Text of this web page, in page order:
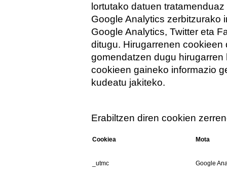
lortutako datuen
Google Analytics zerbitzurako
Google Analytics, Twitter eta
ditugu. Hirugarrenen
gomendatzen dugu
cookieen gaineko informazio
kudeatu jakiteko.
Erabiltzen diren cookien
Cookiea Mota
_utmc Google